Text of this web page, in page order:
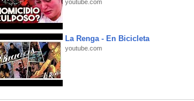
youtube.com
La Renga - En Bicicleta
youtube.com